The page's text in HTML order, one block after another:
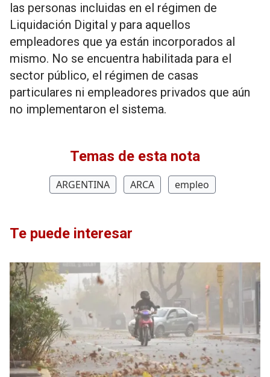
las personas incluidas en el régimen de
Liquidación Digital y para aquellos
empleadores que ya están incorporados al
mismo. No se encuentra habilitada para el
sector público, el régimen de casas
particulares ni empleadores privados que aún
no implementaron el sistema.
Temas de esta nota
ARGENTINA ARCA empleo
Te puede interesar